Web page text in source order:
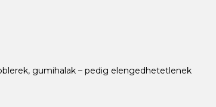
gumihalak – pedig elengedhetetlenek